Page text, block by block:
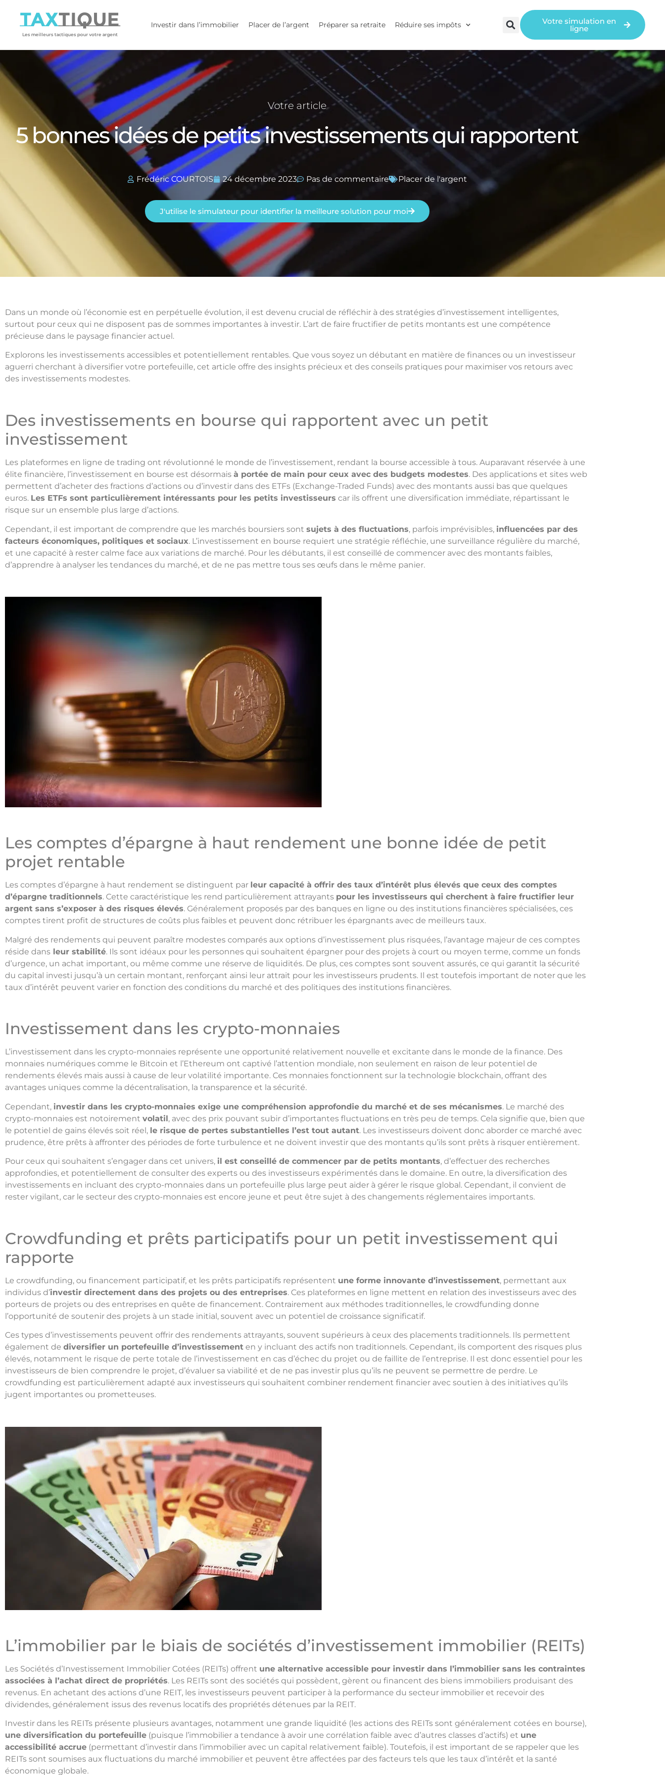
TAXTIQUE
Les meilleurs tactiques pour votre argent
Investir dans l’immobilier Placer de l’argent Préparer sa retraite Réduire ses impôts Votre simulation en
ligne
Votre article
5 bonnes idées de petits investissements qui rapportent
Frédéric COURTOIS 24 décembre 2023 Pas de commentaire Placer de l'argent
J'utilise le simulateur pour identifier la meilleure solution pour moi
Dans un monde où l’économie est en perpétuelle évolution, il est devenu crucial de réfléchir à des stratégies d’investissement intelligentes,
surtout pour ceux qui ne disposent pas de sommes importantes à investir. L’art de faire fructifier de petits montants est une compétence
précieuse dans le paysage financier actuel.
Explorons les investissements accessibles et potentiellement rentables. Que vous soyez un débutant en matière de finances ou un investisseur
aguerri cherchant à diversifier votre portefeuille, cet article offre des insights précieux et des conseils pratiques pour maximiser vos retours avec
des investissements modestes.
Des investissements en bourse qui rapportent avec un petit
investissement
Les plateformes en ligne de trading ont révolutionné le monde de l’investissement, rendant la bourse accessible à tous. Auparavant réservée à une
élite financière, l’investissement en bourse est désormais à portée de main pour ceux avec des budgets modestes. Des applications et sites web
permettent d’acheter des fractions d’actions ou d’investir dans des ETFs (Exchange-Traded Funds) avec des montants aussi bas que quelques
euros. Les ETFs sont particulièrement intéressants pour les petits investisseurs car ils offrent une diversification immédiate, répartissant le
risque sur un ensemble plus large d’actions.
Cependant, il est important de comprendre que les marchés boursiers sont sujets à des fluctuations, parfois imprévisibles, influencées par des
facteurs économiques, politiques et sociaux. L’investissement en bourse requiert une stratégie réfléchie, une surveillance régulière du marché,
et une capacité à rester calme face aux variations de marché. Pour les débutants, il est conseillé de commencer avec des montants faibles,
d’apprendre à analyser les tendances du marché, et de ne pas mettre tous ses œufs dans le même panier.
Les comptes d’épargne à haut rendement une bonne idée de petit
projet rentable
Les comptes d’épargne à haut rendement se distinguent par leur capacité à offrir des taux d’intérêt plus élevés que ceux des comptes
d’épargne traditionnels. Cette caractéristique les rend particulièrement attrayants pour les investisseurs qui cherchent à faire fructifier leur
argent sans s’exposer à des risques élevés. Généralement proposés par des banques en ligne ou des institutions financières spécialisées, ces
comptes tirent profit de structures de coûts plus faibles et peuvent donc rétribuer les épargnants avec de meilleurs taux.
Malgré des rendements qui peuvent paraître modestes comparés aux options d’investissement plus risquées, l’avantage majeur de ces comptes
réside dans leur stabilité. Ils sont idéaux pour les personnes qui souhaitent épargner pour des projets à court ou moyen terme, comme un fonds
d’urgence, un achat important, ou même comme une réserve de liquidités. De plus, ces comptes sont souvent assurés, ce qui garantit la sécurité
du capital investi jusqu’à un certain montant, renforçant ainsi leur attrait pour les investisseurs prudents. Il est toutefois important de noter que les
taux d’intérêt peuvent varier en fonction des conditions du marché et des politiques des institutions financières.
Investissement dans les crypto-monnaies
L’investissement dans les crypto-monnaies représente une opportunité relativement nouvelle et excitante dans le monde de la finance. Des
monnaies numériques comme le Bitcoin et l’Ethereum ont captivé l’attention mondiale, non seulement en raison de leur potentiel de
rendements élevés mais aussi à cause de leur volatilité importante. Ces monnaies fonctionnent sur la technologie blockchain, offrant des
avantages uniques comme la décentralisation, la transparence et la sécurité.
Cependant, investir dans les crypto-monnaies exige une compréhension approfondie du marché et de ses mécanismes. Le marché des
crypto-monnaies est notoirement volatil, avec des prix pouvant subir d’importantes fluctuations en très peu de temps. Cela signifie que, bien que
le potentiel de gains élevés soit réel, le risque de pertes substantielles l’est tout autant. Les investisseurs doivent donc aborder ce marché avec
prudence, être prêts à affronter des périodes de forte turbulence et ne doivent investir que des montants qu’ils sont prêts à risquer entièrement.
Pour ceux qui souhaitent s’engager dans cet univers, il est conseillé de commencer par de petits montants, d’effectuer des recherches
approfondies, et potentiellement de consulter des experts ou des investisseurs expérimentés dans le domaine. En outre, la diversification des
investissements en incluant des crypto-monnaies dans un portefeuille plus large peut aider à gérer le risque global. Cependant, il convient de
rester vigilant, car le secteur des crypto-monnaies est encore jeune et peut être sujet à des changements réglementaires importants.
Crowdfunding et prêts participatifs pour un petit investissement qui
rapporte
Le crowdfunding, ou financement participatif, et les prêts participatifs représentent une forme innovante d’investissement, permettant aux
individus d’investir directement dans des projets ou des entreprises. Ces plateformes en ligne mettent en relation des investisseurs avec des
porteurs de projets ou des entreprises en quête de financement. Contrairement aux méthodes traditionnelles, le crowdfunding donne
l’opportunité de soutenir des projets à un stade initial, souvent avec un potentiel de croissance significatif.
Ces types d’investissements peuvent offrir des rendements attrayants, souvent supérieurs à ceux des placements traditionnels. Ils permettent
également de diversifier un portefeuille d’investissement en y incluant des actifs non traditionnels. Cependant, ils comportent des risques plus
élevés, notamment le risque de perte totale de l’investissement en cas d’échec du projet ou de faillite de l’entreprise. Il est donc essentiel pour les
investisseurs de bien comprendre le projet, d’évaluer sa viabilité et de ne pas investir plus qu’ils ne peuvent se permettre de perdre. Le
crowdfunding est particulièrement adapté aux investisseurs qui souhaitent combiner rendement financier avec soutien à des initiatives qu’ils
jugent importantes ou prometteuses.
L’immobilier par le biais de sociétés d’investissement immobilier (REITs)
Les Sociétés d’Investissement Immobilier Cotées (REITs) offrent une alternative accessible pour investir dans l’immobilier sans les contraintes
associées à l’achat direct de propriétés. Les REITs sont des sociétés qui possèdent, gèrent ou financent des biens immobiliers produisant des
revenus. En achetant des actions d’une REIT, les investisseurs peuvent participer à la performance du secteur immobilier et recevoir des
dividendes, généralement issus des revenus locatifs des propriétés détenues par la REIT.
Investir dans les REITs présente plusieurs avantages, notamment une grande liquidité (les actions des REITs sont généralement cotées en bourse),
une diversification du portefeuille (puisque l’immobilier a tendance à avoir une corrélation faible avec d’autres classes d’actifs) et une
accessibilité accrue (permettant d’investir dans l’immobilier avec un capital relativement faible). Toutefois, il est important de se rappeler que les
REITs sont soumises aux fluctuations du marché immobilier et peuvent être affectées par des facteurs tels que les taux d’intérêt et la santé
économique globale.